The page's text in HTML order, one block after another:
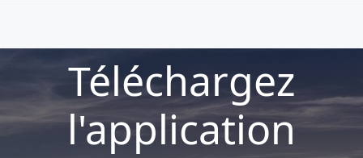
Téléchargez
l'application